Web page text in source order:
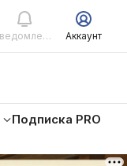
Уведомления Аккаунт
Подписка PRO